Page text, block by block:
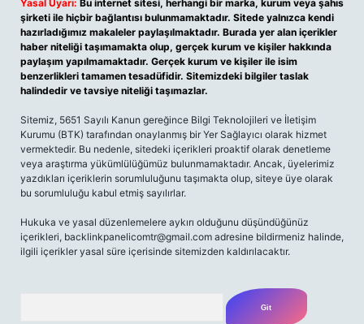
Yasal Uyarı: Bu internet sitesi, herhangi bir marka, kurum veya şahıs
şirketi ile hiçbir bağlantısı bulunmamaktadır. Sitede yalnızca kendi
hazırladığımız makaleler paylaşılmaktadır. Burada yer alan içerikler
haber niteliği taşımamakta olup, gerçek kurum ve kişiler hakkında
paylaşım yapılmamaktadır. Gerçek kurum ve kişiler ile isim
benzerlikleri tamamen tesadüfidir. Sitemizdeki bilgiler taslak
halindedir ve tavsiye niteliği taşımazlar.
Sitemiz, 5651 Sayılı Kanun gereğince Bilgi Teknolojileri ve İletişim
Kurumu (BTK) tarafından onaylanmış bir Yer Sağlayıcı olarak hizmet
vermektedir. Bu nedenle, sitedeki içerikleri proaktif olarak denetleme
veya araştırma yükümlülüğümüz bulunmamaktadır. Ancak, üyelerimiz
yazdıkları içeriklerin sorumluluğunu taşımakta olup, siteye üye olarak
bu sorumluluğu kabul etmiş sayılırlar.
Hukuka ve yasal düzenlemelere aykırı olduğunu düşündüğünüz
içerikleri, backlinkpanelicomtr@gmail.com adresine bildirmeniz halinde,
ilgili içerikler yasal süre içerisinde sitemizden kaldırılacaktır.